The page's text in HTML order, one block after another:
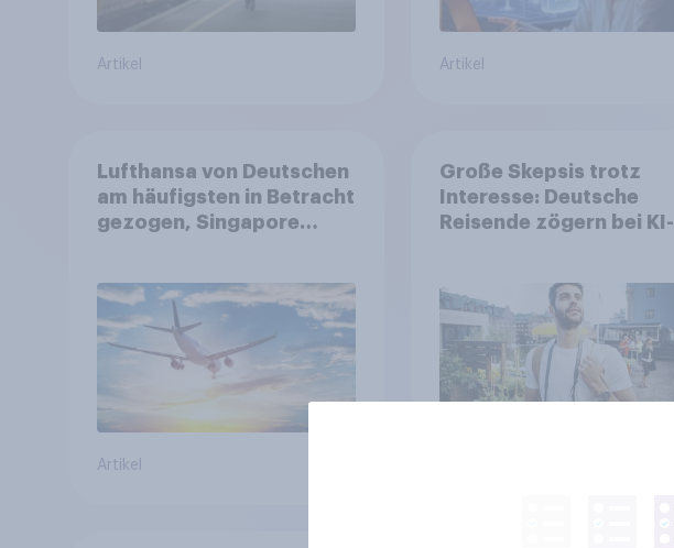
Artikel Artikel
Lufthansa von Deutschen
am häufigsten in Betracht
gezogen, Singapore
Artikel
Große Skepsis trotz
Interesse: Deutsche
Reisende zögern bei KI-